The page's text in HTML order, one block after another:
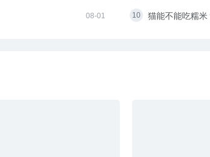
08-01 猫能不能吃糯米